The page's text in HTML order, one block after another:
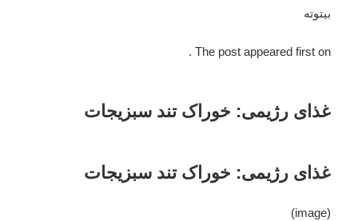
بیتوته
The post appeared first on .
غذای رژیمی: خوراک تند سبزیجات
غذای رژیمی: خوراک تند سبزیجات
(image)